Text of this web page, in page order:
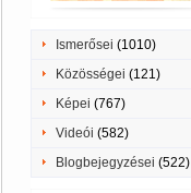
Ismerősei (1010)
Közösségei (121)
Képei (767)
Videói (582)
Blogbejegyzései (522)